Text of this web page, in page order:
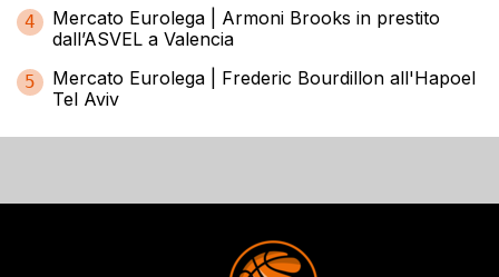
4
Mercato Eurolega | Armoni Brooks in prestito
dall’ASVEL a Valencia
5
Mercato Eurolega | Frederic Bourdillon all'Hapoel
Tel Aviv